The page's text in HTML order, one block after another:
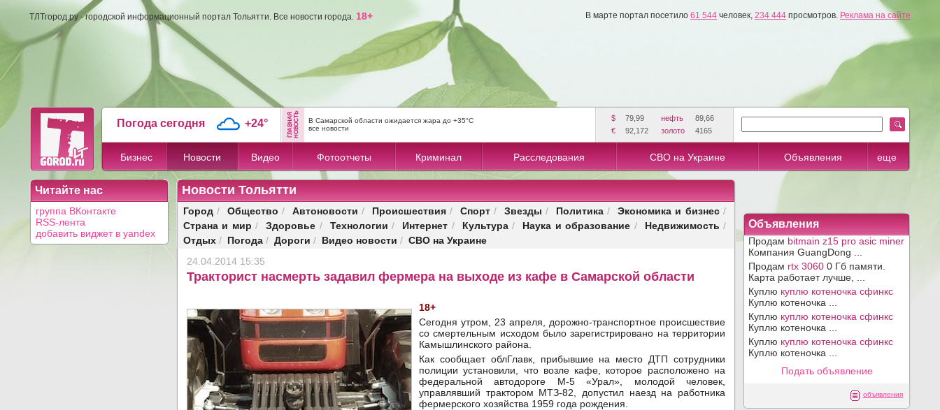
ТЛТгород.ру - городской информационный портал Тольятти. Все новости города. 18+ В марте портал посетило 61 544 человек, 234 444 просмотров. Реклама на сайте
Погода сегодня +24°
В Самарской области ожидается жара до +35°C
все новости
$ 79,99 нефть
89,66
€
92,172 золото 4165
Бизнес Новости Видео Фотоотчеты Криминал Расследования СВО на Украине Объявления еще
Читайте нас
группа ВКонтакте
RSS-лента
добавить виджет в yandex
Новости Тольятти
Город / Общество / Автоновости / Происшествия / Спорт / Звезды / Политика / Экономика и бизнес/
Страна и мир / Здоровье / Технологии / Интернет / Культура/ Наука и образование / Недвижимость /
Отдых / Погода / Дороги / Видео новости / СВО на Украине
24.04.2014 15:35
Тракторист насмерть задавил фермера на выходе из кафе в Самарской области
18+
Сегодня утром, 23 апреля, дорожно-транспортное происшествие
со смертельным исходом было зарегистрировано на территории
Камышлинского района.
Как сообщает облГлавк, прибывшие на место ДТП сотрудники
полиции установили, что возле кафе, которое расположено на
федеральной автодороге М-5 «Урал», молодой человек,
управлявший трактором МТЗ-82, допустил наезд на работника
фермерского хозяйства 1959 года рождения.
Объявления
Продам bitmain z15 pro asic miner
Компания GuangDong ...
Продам rtx 3060 0 Гб памяти.
Карта работает лучше, ...
Куплю куплю котеночка сфинкс
Куплю котеночка ...
Куплю куплю котеночка сфинкс
Куплю котеночка ...
Куплю куплю котеночка сфинкс
Куплю котеночка ...
Подать объявление
объявления